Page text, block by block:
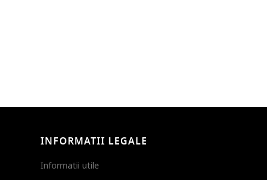
INFORMATII LEGALE
Informatii utile